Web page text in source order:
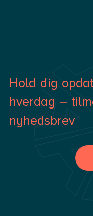
Hold dig
hverdag –
nyhedsbrev